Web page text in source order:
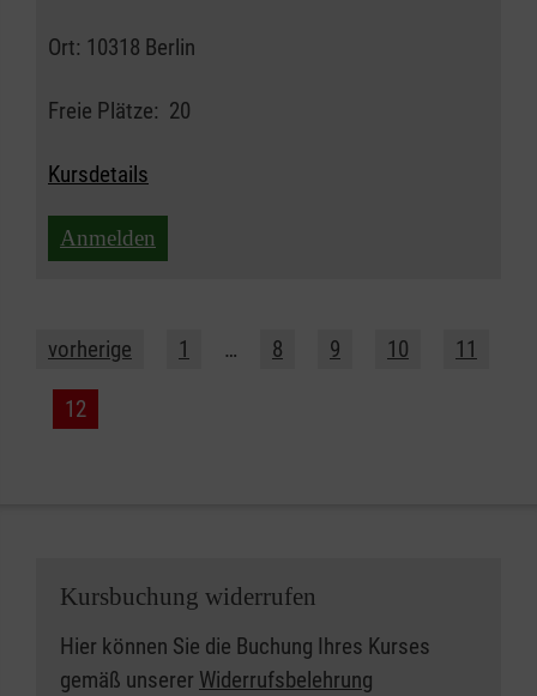
Ort: 10318 Berlin
Freie Plätze: 20
Kursdetails
Anmelden
vorherige 1 … 8 9 10 11
12
Kursbuchung widerrufen
Hier können Sie die Buchung Ihres Kurses
gemäß unserer Widerrufsbelehrung